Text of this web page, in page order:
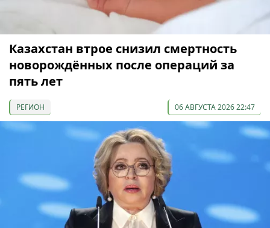
Казахстан втрое снизил смертность
новорождённых после операций за
пять лет
РЕГИОН 06 АВГУСТА 2026 22:47